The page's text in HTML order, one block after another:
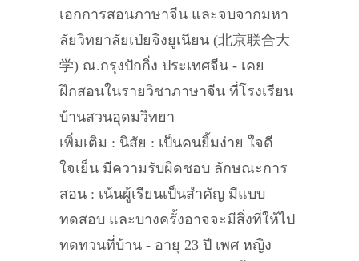
เอกการสอนภาษาจีน และจบจากมหา
ลัยวิทยาลัยเป่ยจิงยูเนียน (北京联合大
学) ณ.กรุงปักกิ่ง ประเทศจีน - เคย
ฝึกสอนในรายวิชาภาษาจีน ที่โรงเรียน
บ้านสวนอุดมวิทยา
เพิ่มเติม : นิสัย : เป็นคนยิ้มง่าย ใจดี
ใจเย็น มีความรับผิดชอบ ลักษณะการ
สอน : เน้นผู้เรียนเป็นสำคัญ มีแบบ
ทดสอบ และบางครั้งอาจจะมีสิ่งที่ให้ไป
ทดทวนที่บ้าน - อายุ 23 ปี เพศ หญิง